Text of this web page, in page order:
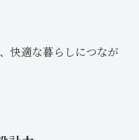
快適な暮らしにつなが